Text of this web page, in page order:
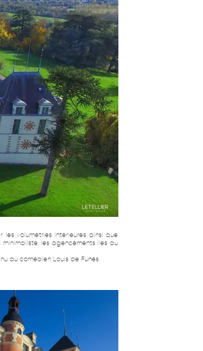
volumétries intérieures ainsi que
les agencements liés au
au comédien Louis de Funès.